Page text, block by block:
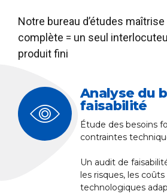
Notre bureau d’études maîtrise
complète = un seul
produit fini
Analyse du
faisabilité
Étude des besoins
contraintes
Un audit de
les risques, les
technologiques